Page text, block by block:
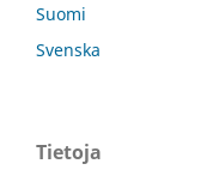
Suomi
Svenska
Tietoja